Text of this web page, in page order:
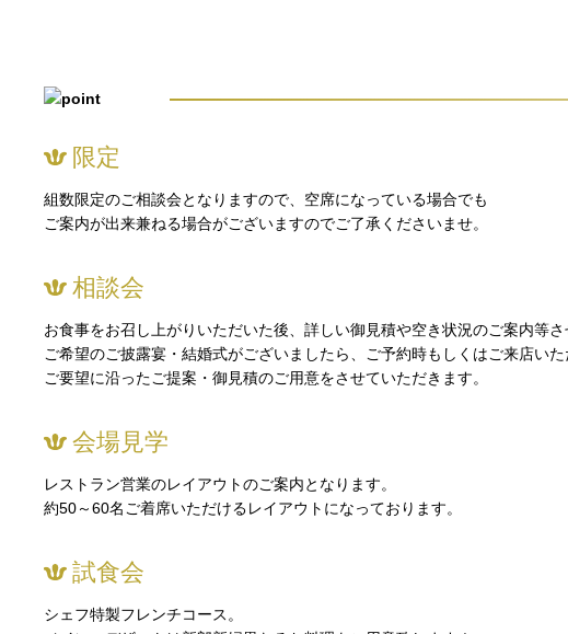
限定
組数限定のご相談会となりますので、空席になっている場合でも
ご案内が出来兼ねる場合がございますのでご了承くださいませ。
相談会
お食事をお召し上がりいただいた後、詳しい御見積や空き状況のご案内等さ
ご希望のご披露宴・結婚式がございましたら、ご予約時もしくはご来店い
ご要望に沿ったご提案・御見積のご用意をさせていただきます。
会場見学
レストラン営業のレイアウトのご案内となります。
約50～60名ご着席いただけるレイアウトになっております。
試食会
シェフ特製フレンチコース。